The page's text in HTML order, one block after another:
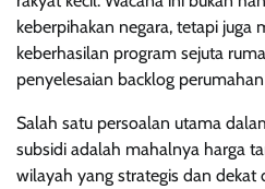
keberpihakan negara, tetapi juga
keberhasilan program sejuta
penyelesaian backlog
Salah satu persoalan utama
subsidi adalah mahalnya harga
wilayah yang strategis dan dekat